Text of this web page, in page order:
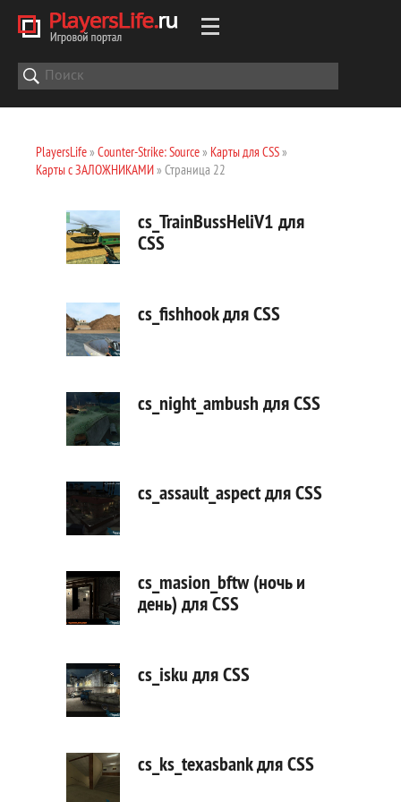
PlayersLife» Counter-Strike: Source» Карты для CSS»
Карты с ЗАЛОЖНИКАМИ» Страница 22
cs_TrainBussHeliV1 для
CSS
cs_fishhook для CSS
cs_night_ambush для CSS
cs_assault_aspect для CSS
cs_masion_bftw (ночь и
день) для CSS
cs_isku для CSS
cs_ks_texasbank для CSS